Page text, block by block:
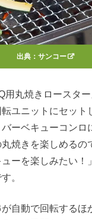
出典： サンコー
用丸焼きロースタ
ユニットにセット
ーベキューコンロ
焼きを楽しめるの
ーを楽しみたい！
。
自動で回転するほ